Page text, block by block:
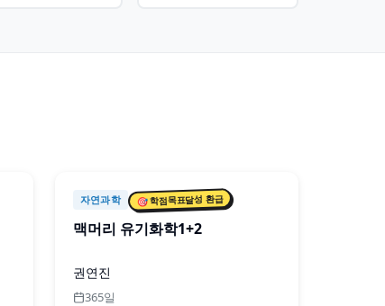
자연과학 🎯 학점목표달성 환급
맥머리 유기화학1+2
권연진
365일